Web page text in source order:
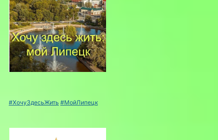
#ХочуЗдесьЖить #МойЛипецк